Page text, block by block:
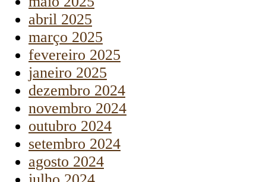
abril 2025
março 2025
fevereiro 2025
janeiro 2025
dezembro 2024
novembro 2024
outubro 2024
setembro 2024
agosto 2024